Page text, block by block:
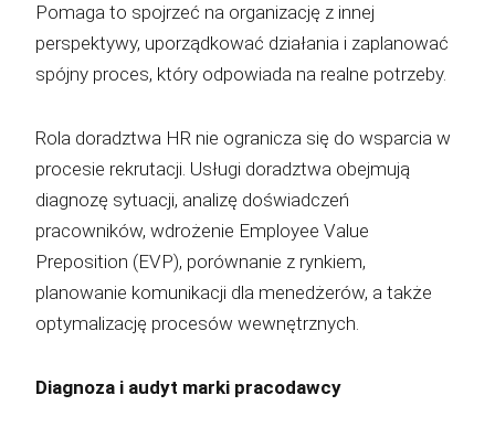
Pomaga to spojrzeć na organizację z innej
perspektywy, uporządkować działania i zaplanować
spójny proces, który odpowiada na realne potrzeby.
Rola doradztwa HR nie ogranicza się do wsparcia w
procesie rekrutacji. Usługi doradztwa obejmują
diagnozę sytuacji, analizę doświadczeń
pracowników, wdrożenie Employee Value
Preposition (EVP), porównanie z rynkiem,
planowanie komunikacji dla menedżerów, a także
optymalizację procesów wewnętrznych.
Diagnoza i audyt marki pracodawcy